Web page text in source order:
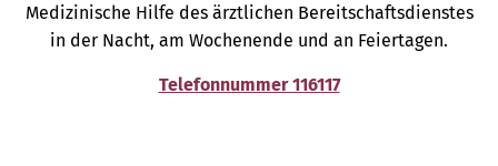
Medizinische Hilfe des ärztlichen Bereitschaftsdienstes
in der Nacht, am Wochenende und an Feiertagen.
Telefonnummer 116117